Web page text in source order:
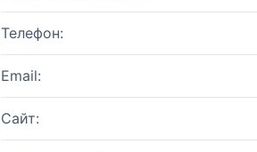
Телефон:
Email:
Сайт: